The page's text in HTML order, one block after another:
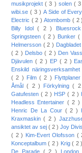
musikprojekt( 3 ) solen (
wibi.se ( 3 ) A Side of
Electric ( 2 )Atombomb( 2 )
Billy Idol( 2 )
Springsteen ( 2 ) Bunker (
Helmersson ( 2 )
( 2 ) Delsbo( 2 ) Den
Djävulen ( 2 ) EP ( 2 )
Enskild näringsverksamhet
( 2 ) Film( 2 )
Åmål( 2 ) Förkylning(
Gatufesten( 2 ) HSP( 2 )
Headless Entertainer ( 2 )
Henric De La Cour ( 2 )
Kraxmaskin( 2 )
ansiktet av sej ( 2 ) Joy
( 2 ) Kim-Evert Olofsson (
Konceptalbum( 2 ) Krig( 2 )
De Parade ( 2 ) London